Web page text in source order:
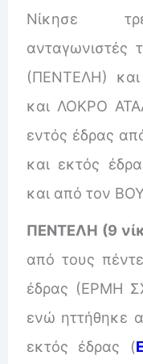
Νίκησε
ανταγωνιστές
(ΠΕΝΤΕΛΗ)
και ΛΟΚΡΟ
εντός έδρας
και εκτός
και από τον
ΠΕΝΤΕΛΗ (9
από τους
έδρας (ΕΡΜΗ
ενώ ηττήθηκε
εκτός έδρας (